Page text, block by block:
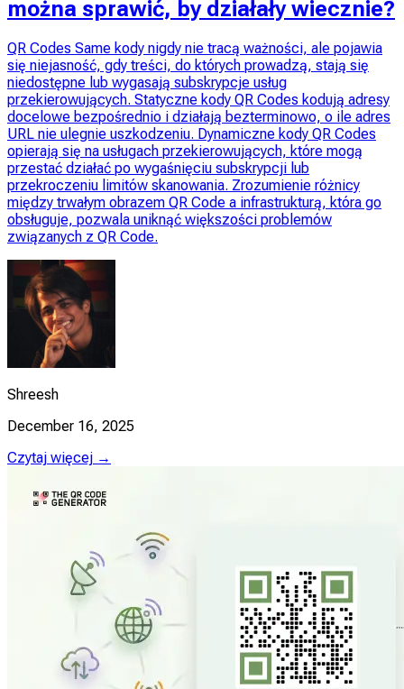
można sprawić, by działały wiecznie?
QR Codes Same kody nigdy nie tracą ważności, ale pojawia
się niejasność, gdy treści, do których prowadzą, stają się
niedostępne lub wygasają subskrypcje usług
przekierowujących. Statyczne kody QR Codes kodują adresy
docelowe bezpośrednio i działają bezterminowo, o ile adres
URL nie ulegnie uszkodzeniu. Dynamiczne kody QR Codes
opierają się na usługach przekierowujących, które mogą
przestać działać po wygaśnięciu subskrypcji lub
przekroczeniu limitów skanowania. Zrozumienie różnicy
między trwałym obrazem QR Code a infrastrukturą, która go
obsługuje, pozwala uniknąć większości problemów
związanych z QR Code.
Shreesh
December 16, 2025
Czytaj więcej →